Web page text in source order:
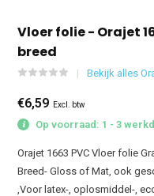
Vloer folie - Orajet
breed
Bekijk alles
€6,59 Excl. btw
Op voorraad: 1 - 3
Orajet 1663 PVC Vloer folie
Breed- Gloss of Mat, ook
,Voor latex-, oplosmiddel-,